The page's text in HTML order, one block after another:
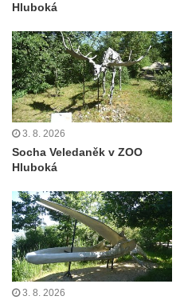
Hluboká
3. 8. 2026
Socha Veledaněk v ZOO
Hluboká
3. 8. 2026